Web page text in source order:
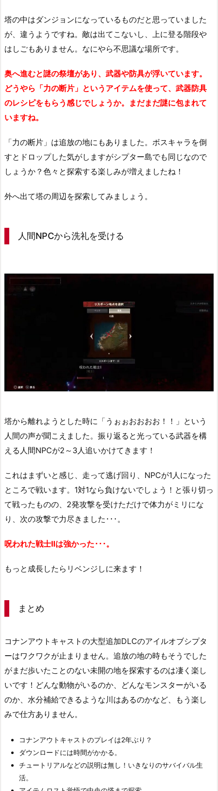
塔の中はダンジョンになっているものだと思っていました
が、違うようですね。敵は出てこないし、上に登る階段や
はしごもありません。なにやら不思議な場所です。
奥へ進むと謎の祭壇があり、武器や防具が浮いています。
どうやら「力の断片」というアイテムを使って、武器防具
のレシピをもらう感じでしょうか。まだまだ謎に包まれて
いますね。
「力の断片」は追放の地にもありました。ボスキャラを倒
すとドロップした気がしますがシプター島でも同じなので
しょうか？色々と探索する楽しみが増えましたね！
外へ出て塔の周辺を探索してみましょう。
人間NPCから洗礼を受ける
塔から離れようとした時に「うぉぉおおおお！！」という
人間の声が聞こえました。振り返ると光っている武器を構
える人間NPCが2～3人追いかけてきます！
これはまずいと感じ、走って逃げ回り、NPCが1人になった
ところで戦います。1対1なら負けないでしょう！と張り切っ
て戦ったものの、2発攻撃を受けただけで体力がミリにな
り、次の攻撃で力尽きました･･･。
呪われた戦士Ⅱは強かった･･･。
もっと成長したらリベンジしに来ます！
まとめ
コナンアウトキャストの大型追加DLCのアイルオブシプタ
ーはワクワクが止まりません。追放の地の時もそうでした
がまだ歩いたことのない未開の地を探索するのは凄く楽し
いです！どんな動物がいるのか、どんなモンスターがいる
のか、水分補給できるような川はあるのかなど、もう楽し
みで仕方ありません。
コナンアウトキャストのプレイは2年ぶり？
ダウンロードには時間がかかる。
チュートリアルなどの説明は無し！いきなりのサバイバル生
活。